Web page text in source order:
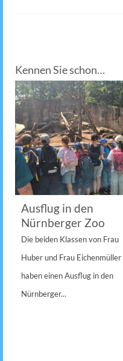
Kennen Sie schon…
Ausflug in den
Nürnberger Zoo
Die beiden Klassen von Frau
Huber und Frau Eichenmüller
haben einen Ausflug in den
Nürnberger...